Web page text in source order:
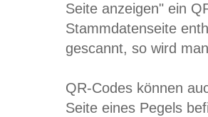
Seite anzeigen" ein
Stammdatenseite
gescannt, so wird
QR-Codes können
Seite eines Pegels